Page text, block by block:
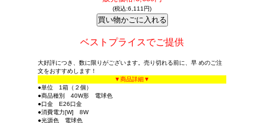
(税込:6,111円)
ベストプライスでご提供
大好評につき、数に限りがございます。売り切れる前に、早 めのご注
文をおすすめします！
▼商品詳細▼
●単位 1箱（２個）
●商品種別 40W形 電球色
●口金 E26口金
●消費電力[W] 8W
●光源色 電球色